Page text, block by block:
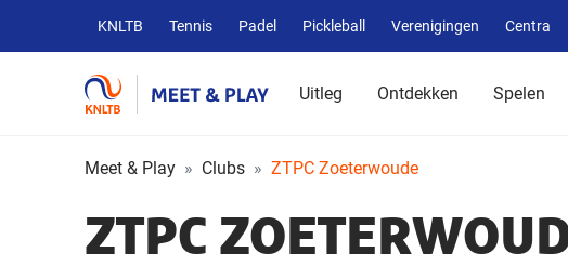
Overige
KNLTB
websites
KNLTB Tennis Padel Pickleball Verenigingen Centra
Uitleg Ontdekken Spelen
Meet & Play Clubs ZTPC Zoeterwoude
ZTPC